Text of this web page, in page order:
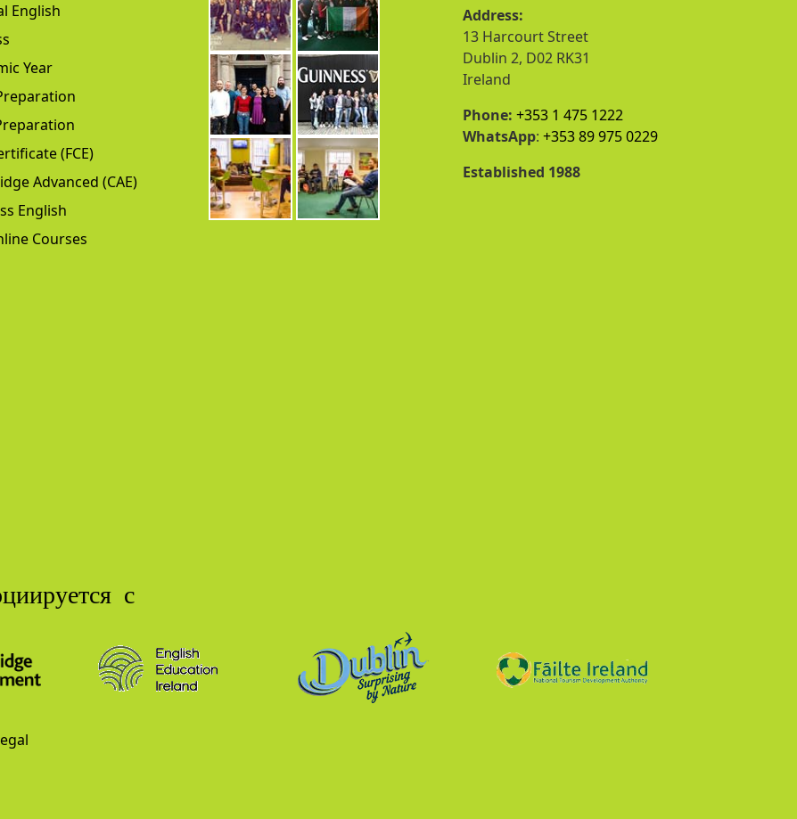
English
Year
(FCE)
Advanced (CAE)
English
Courses
Address:
13 Harcourt Street
Dublin 2, D02 RK31
Ireland
Phone: +353 1 475 1222
WhatsApp: +353 89 975 0229
Established 1988
с